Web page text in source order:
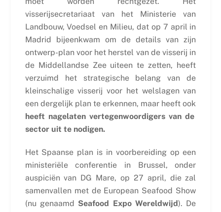
visserijsecretariaat van het Ministerie van
Landbouw, Voedsel en Milieu, dat op 7 april in
Madrid bijeenkwam om de details van zijn
ontwerp-plan voor het herstel van de visserij in
de Middellandse Zee uiteen te zetten, heeft
verzuimd het strategische belang van de
kleinschalige visserij voor het welslagen van
een dergelijk plan te erkennen, maar heeft ook
heeft nagelaten vertegenwoordigers van de
sector uit te nodigen.
Het Spaanse plan is in voorbereiding op een
ministeriële conferentie in Brussel, onder
auspiciën van DG Mare, op 27 april, die zal
samenvallen met de European Seafood Show
(nu genaamd Seafood Expo Wereldwijd). De